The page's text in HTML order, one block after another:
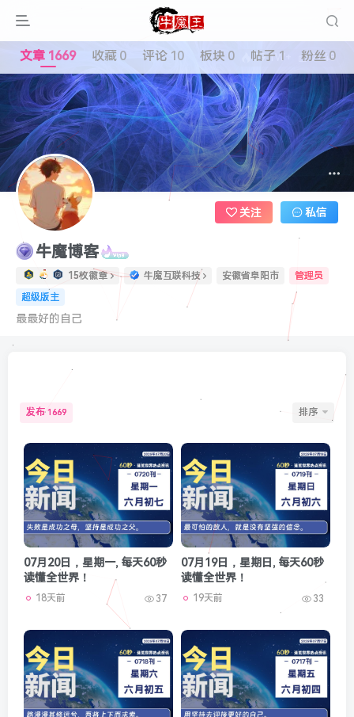
79.1W+ 2248
牛魔博客
15枚徽章 牛魔互联科技 安徽省阜阳市
管理员
超级版主
最最好的自己
关注 私信
文章 1669 收藏 0 评论 10 板块 0 帖子 1 粉丝 0
1669
发布 1669 排序
07月20日，星期一, 每天60秒
读懂全世界！
18天前 37
07月19日，星期日, 每天60秒
读懂全世界！
19天前 33